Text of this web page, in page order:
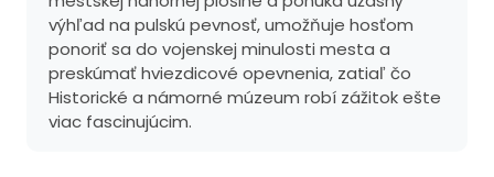
výhľad na pulskú pevnosť, umožňuje hosťom
ponoriť sa do vojenskej minulosti mesta a
preskúmať hviezdicové opevnenia, zatiaľ čo
Historické a námorné múzeum robí zážitok ešte
viac fascinujúcim.